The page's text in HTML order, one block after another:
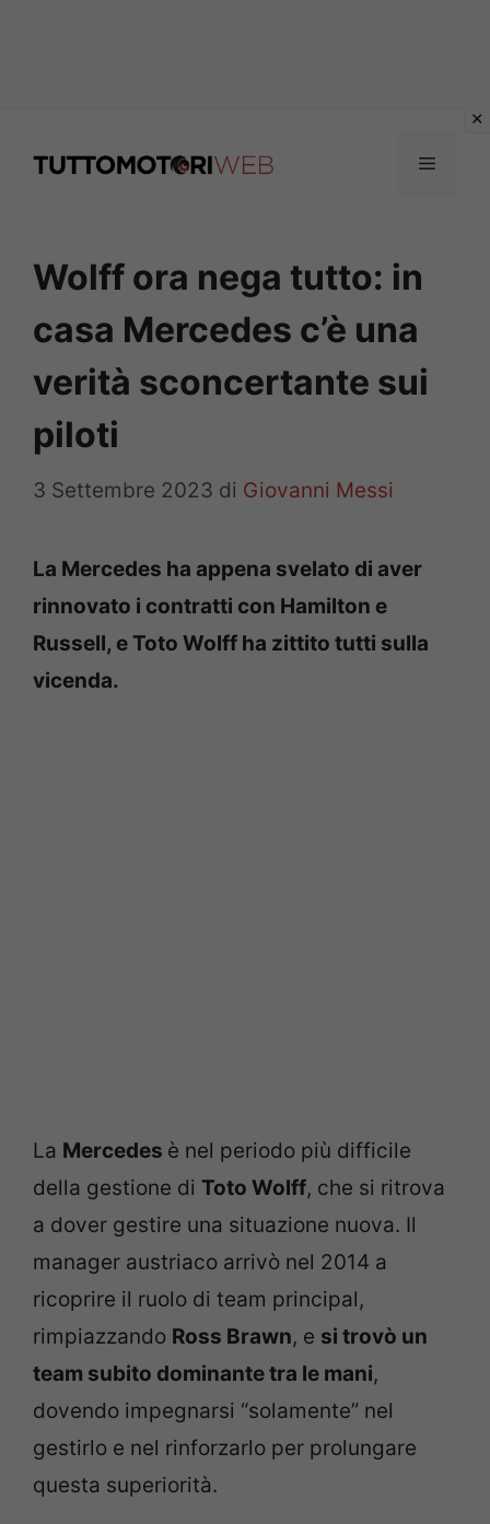
Menu
Wolff ora nega tutto: in
casa Mercedes c’è una
verità sconcertante sui
piloti
3 Settembre 2023 di Giovanni Messi
La Mercedes ha appena svelato di aver
rinnovato i contratti con Hamilton e
Russell, e Toto Wolff ha zittito tutti sulla
vicenda.
La Mercedes è nel periodo più difficile
della gestione di Toto Wolff, che si ritrova
a dover gestire una situazione nuova. Il
manager austriaco arrivò nel 2014 a
ricoprire il ruolo di team principal,
rimpiazzando Ross Brawn, e si trovò un
team subito dominante tra le mani,
dovendo impegnarsi “solamente” nel
gestirlo e nel rinforzarlo per prolungare
questa superiorità.